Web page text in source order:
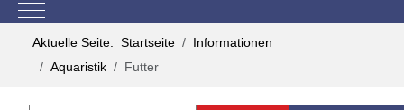
Mobile Menu Toggle
Aktuelle Seite: Startseite
Informationen
Aquaristik
Futter